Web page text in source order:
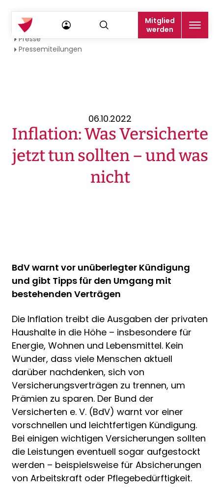
Mitglied
werden
Startseite
Presse
Pressemiteilungen
06.10.2022
Inflation: Was Versicherte
jetzt tun sollten – und was
nicht
BdV warnt vor unüberlegter Kündigung
und gibt Tipps für den Umgang mit
bestehenden Verträgen
Die Inflation treibt die Ausgaben der privaten
Haushalte in die Höhe – insbesondere für
Energie, Wohnen und Lebensmittel. Kein
Wunder, dass viele Menschen aktuell
darüber nachdenken, sich von
Versicherungsverträgen zu trennen, um
Prämien zu sparen. Der Bund der
Versicherten e. V. (BdV) warnt vor einer
vorschnellen und leichtfertigen Kündigung.
Bei einigen wichtigen Versicherungen sollten
die Leistungen eventuell sogar aufgestockt
werden – beispielsweise für Absicherungen
von Arbeitskraft oder Pflegebedürftigkeit.